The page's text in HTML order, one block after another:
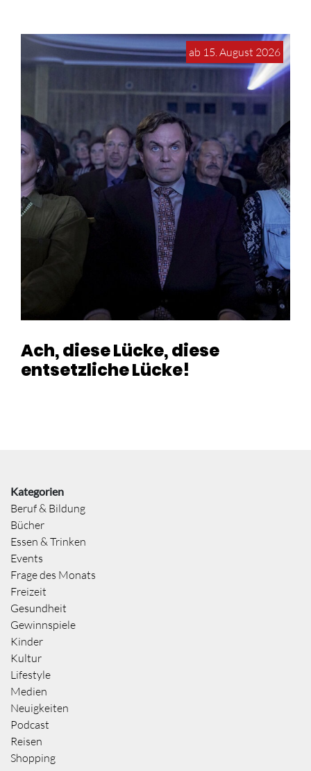
ab 15. August 2026
Ach, diese Lücke, diese
entsetzliche Lücke!
Kategorien
Beruf & Bildung
Bücher
Essen & Trinken
Events
Frage des Monats
Freizeit
Gesundheit
Gewinnspiele
Kinder
Kultur
Lifestyle
Medien
Neuigkeiten
Podcast
Reisen
Shopping